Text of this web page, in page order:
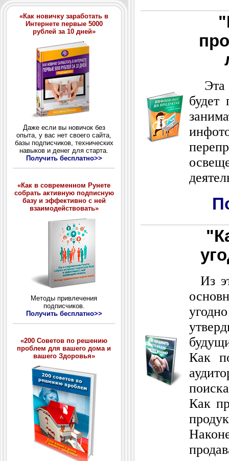
«Как новичку заработать в
Интернете первые 5000
рублей за 10 дней»
Даже если вы новичок без
опыта, у вас нет своего сайта,
базы подписчиков, технических
навыков и денег для старта.
Получить бесплатно>>
«Как в современном Рунете
собрать активную подписную
базу и эффективно с ней
взаимодействовать»
Методы привлечения
подписчиков.
Получить бесплатно>>
«200 Советов по решению
проблем для вашего дома и
вашего Здоровья»
Эта
будет
Из
Как
Как